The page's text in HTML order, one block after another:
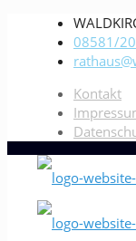
08581/
Kontakt